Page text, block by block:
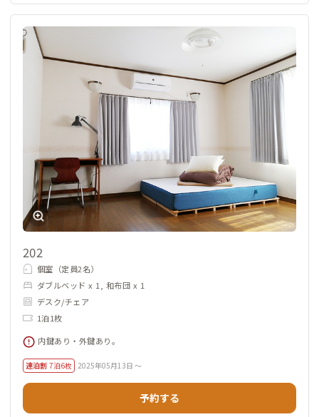
202
個室（定員2名）
ダブルベッド x 1, 和布団 x 1
デスク/チェア
1泊1枚
内鍵あり・外鍵あり。
連泊割 7泊6枚 2025年05月13日 ～
予約する